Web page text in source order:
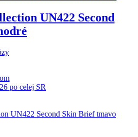
UN422 Second
po celej SR